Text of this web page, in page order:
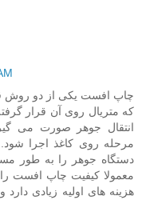
چاپ افست یکی از دو روش
که متریال روی آن قرار
انتقال جوهر صورت می
مرحله روی کاغذ اجرا
دستگاه جوهر را به طور
معمولا کیفیت چاپ افست را
هزینه های اولیه زیادی دارد